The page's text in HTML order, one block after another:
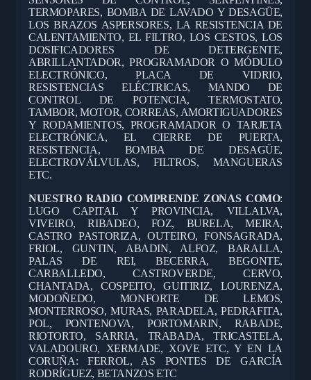
TERMOPARES, BOMBA DE LAVADO Y DESAGÜE,
LOS BRAZOS ASPERSORES, LA RESISTENCIA DE
CALENTAMIENTO, EL FILTRO, LOS CESTOS, LOS
DOSIFICADORES DE DETERGENTE,
ABRILLANTADOR, PROGRAMADOR O MÓDULO
ELECTRÓNICO, PLACA DE VIDRIO,
RESISTENCIAS ELÉCTRICAS, MANDO DE
CONTROL DE POTENCIA, TERMOSTATO,
TAMBOR, MOTOR, CORREAS, AMORTIGUADORES
Y RODAMIENTOS, PROGRAMADOR O TARJETA
ELECTRÓNICA, EL CIERRE DE PUERTA,
RESISTENCIA, BOMBA DE DESAGÜE,
ELECTROVÁLVULAS, FILTROS, MANGUERAS
ETC.
NUESTRO RADIO COMPRENDE ZONAS COMO:
LUGO CAPITAL Y PROVINCIA, VILLALVA,
VIVEIRO, RIBADEO, FOZ, BURELA, MEIRA,
CASTRO PASTORIZA, OUTEIRO, FONSAGRADA,
FRIOL, GUNTIN, ABADIN, ALFOZ, BARALLA,
PALAS DE REI, BECERRA, BEGONTE,
CARBALLEDO, CASTROVERDE, CERVO,
CHANTADA, COSPEITO, GUITIRIZ, LOURENZA,
MODOÑEDO, MONFORTE DE LEMOS,
MONTERROSO, MURAS, PARADELA, PEDRAFITA,
POL, PONTENOVA, PORTOMARIN, RABADE,
RIOTORTO, SARRIA, TRABADA, TRICASTELA,
VALADOURO, XERMADE, XOVE ETC, Y EN LA
CORUÑA: FERROL, AS PONTES DE GARCÍA
RODRÍGUEZ, BETANZOS ETC